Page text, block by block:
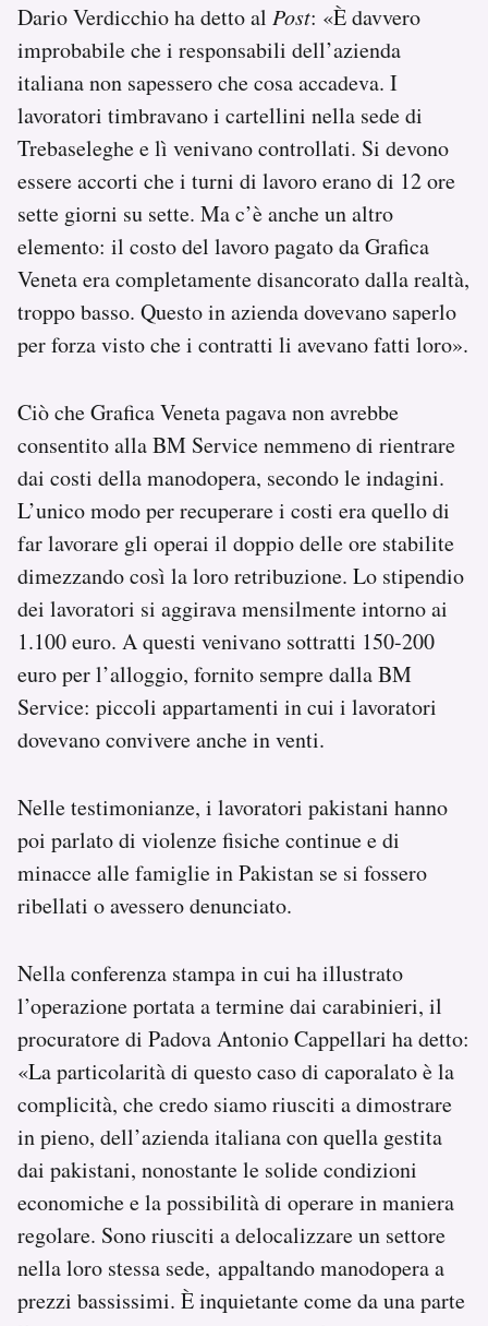
Dario Verdicchio ha detto al Post: «È davvero
improbabile che i responsabili dell’azienda
italiana non sapessero che cosa accadeva. I
lavoratori timbravano i cartellini nella sede di
Trebaseleghe e lì venivano controllati. Si devono
essere accorti che i turni di lavoro erano di 12 ore
sette giorni su sette. Ma c’è anche un altro
elemento: il costo del lavoro pagato da Grafica
Veneta era completamente disancorato dalla realtà,
troppo basso. Questo in azienda dovevano saperlo
per forza visto che i contratti li avevano fatti loro».
Ciò che Grafica Veneta pagava non avrebbe
consentito alla BM Service nemmeno di rientrare
dai costi della manodopera, secondo le indagini.
L’unico modo per recuperare i costi era quello di
far lavorare gli operai il doppio delle ore stabilite
dimezzando così la loro retribuzione. Lo stipendio
dei lavoratori si aggirava mensilmente intorno ai
1.100 euro. A questi venivano sottratti 150-200
euro per l’alloggio, fornito sempre dalla BM
Service: piccoli appartamenti in cui i lavoratori
dovevano convivere anche in venti.
Nelle testimonianze, i lavoratori pakistani hanno
poi parlato di violenze fisiche continue e di
minacce alle famiglie in Pakistan se si fossero
ribellati o avessero denunciato.
Nella conferenza stampa in cui ha illustrato
l’operazione portata a termine dai carabinieri, il
procuratore di Padova Antonio Cappellari ha detto:
«La particolarità di questo caso di caporalato è la
complicità, che credo siamo riusciti a dimostrare
in pieno, dell’azienda italiana con quella gestita
dai pakistani, nonostante le solide condizioni
economiche e la possibilità di operare in maniera
regolare. Sono riusciti a delocalizzare un settore
nella loro stessa sede, appaltando manodopera a
prezzi bassissimi. È inquietante come da una parte